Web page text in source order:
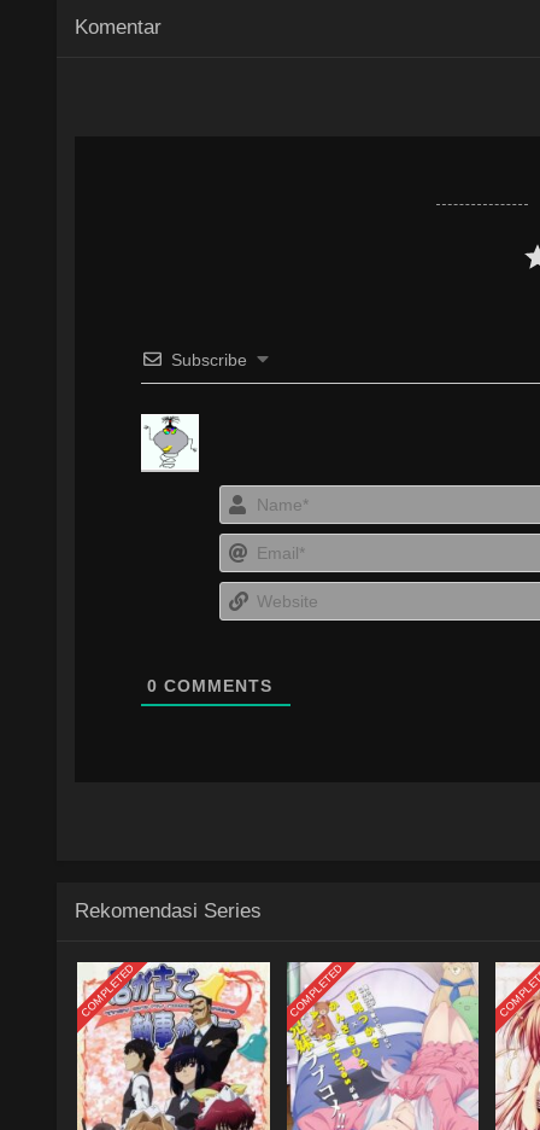
Komentar
Subscribe
0 COMMENTS
Rekomendasi Series
COMPLETED COMPLETED